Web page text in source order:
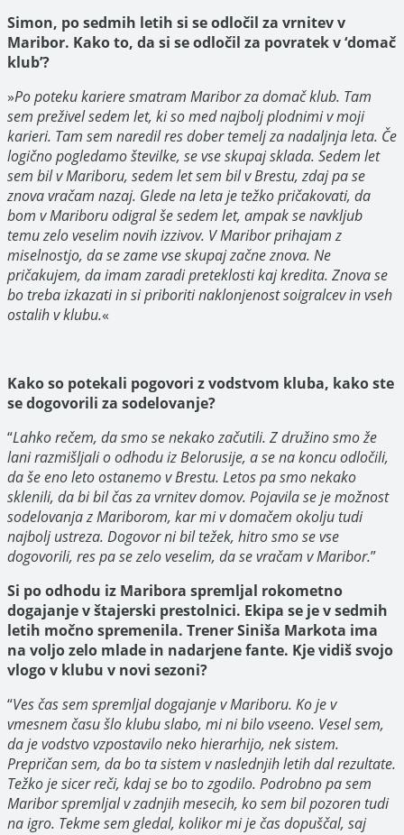
Simon, po sedmih letih si se odločil za vrnitev v
Maribor. Kako to, da si se odločil za povratek v ‘domač
klub’?
»Po poteku kariere smatram Maribor za domač klub. Tam
sem preživel sedem let, ki so med najbolj plodnimi v moji
karieri. Tam sem naredil res dober temelj za nadaljnja leta. Če
logično pogledamo številke, se vse skupaj sklada. Sedem let
sem bil v Mariboru, sedem let sem bil v Brestu, zdaj pa se
znova vračam nazaj. Glede na leta je težko pričakovati, da
bom v Mariboru odigral še sedem let, ampak se navkljub
temu zelo veselim novih izzivov. V Maribor prihajam z
miselnostjo, da se zame vse skupaj začne znova. Ne
pričakujem, da imam zaradi preteklosti kaj kredita. Znova se
bo treba izkazati in si priboriti naklonjenost soigralcev in vseh
ostalih v klubu.«
Kako so potekali pogovori z vodstvom kluba, kako ste
se dogovorili za sodelovanje?
“Lahko rečem, da smo se nekako začutili. Z družino smo že
lani razmišljali o odhodu iz Belorusije, a se na koncu odločili,
da še eno leto ostanemo v Brestu. Letos pa smo nekako
sklenili, da bi bil čas za vrnitev domov. Pojavila se je možnost
sodelovanja z Mariborom, kar mi v domačem okolju tudi
najbolj ustreza. Dogovor ni bil težek, hitro smo se vse
dogovorili, res pa se zelo veselim, da se vračam v Maribor.”
Si po odhodu iz Maribora spremljal rokometno
dogajanje v štajerski prestolnici. Ekipa se je v sedmih
letih močno spremenila. Trener Siniša Markota ima
na voljo zelo mlade in nadarjene fante. Kje vidiš svojo
vlogo v klubu v novi sezoni?
“Ves čas sem spremljal dogajanje v Mariboru. Ko je v
vmesnem času šlo klubu slabo, mi ni bilo vseeno. Vesel sem,
da je vodstvo vzpostavilo neko hierarhijo, nek sistem.
Prepričan sem, da bo ta sistem v naslednjih letih dalrezultate.
Težko je sicer reči, kdaj se bo to zgodilo. Podrobno pa sem
Maribor spremljal v zadnjih mesecih, ko sem bil pozoren tudi
na igro. Tekme sem gledal, kolikor mi je čas dopuščal, saj